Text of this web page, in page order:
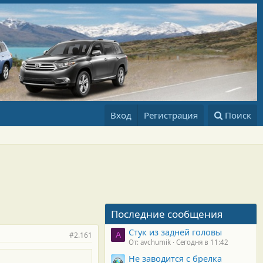
Вход Регистрация Поиск
#2.161
Последние сообщения
A Стук из задней головы
От: avchumik Сегодня в 11:42
Не заводится с брелка